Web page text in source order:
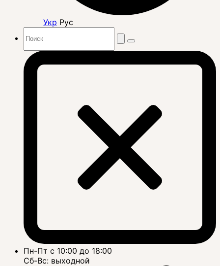
Укр Рус
Пн-Пт с 10:00 до 18:00
Сб-Вс: выходной